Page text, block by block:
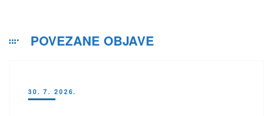
POVEZANE OBJAVE
30. 7. 2026.